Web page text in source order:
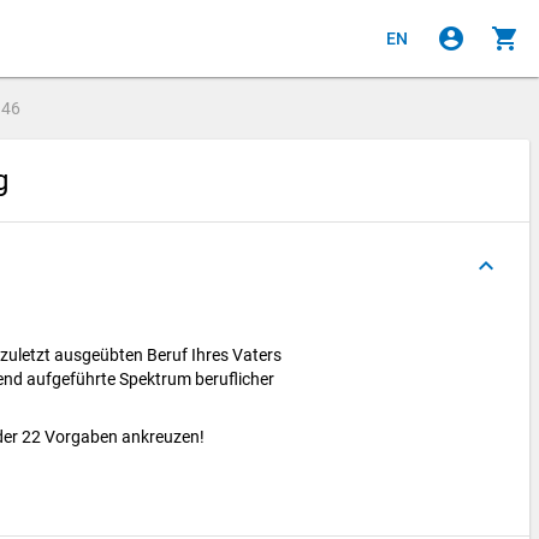
EN account_circle shopping_cart
46
keyboard_arrow_up
ausgeübten Beruf Ihres Vaters
aufgeführte Spektrum beruflicher
22 Vorgaben ankreuzen!